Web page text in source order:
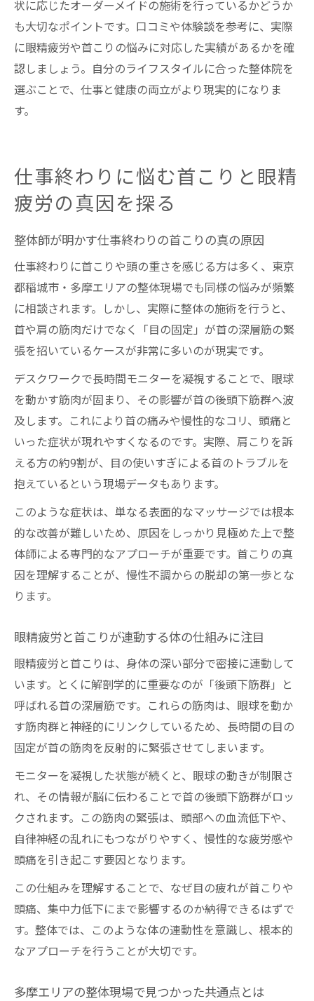
状に応じたオーダーメイドの施術を行っているかどうか
も大切なポイントです。口コミや体験談を参考に、実際
に眼精疲労や首こりの悩みに対応した実績があるかを確
認しましょう。自分のライフスタイルに合った整体院を
選ぶことで、仕事と健康の両立がより現実的になりま
す。
仕事終わりに悩む首こりと眼精
疲労の真因を探る
整体師が明かす仕事終わりの首こりの真の原因
仕事終わりに首こりや頭の重さを感じる方は多く、東京
都稲城市・多摩エリアの整体現場でも同様の悩みが頻繁
に相談されます。しかし、実際に整体の施術を行うと、
首や肩の筋肉だけでなく「目の固定」が首の深層筋の緊
張を招いているケースが非常に多いのが現実です。
デスクワークで長時間モニターを凝視することで、眼球
を動かす筋肉が固まり、その影響が首の後頭下筋群へ波
及します。これにより首の痛みや慢性的なコリ、頭痛と
いった症状が現れやすくなるのです。実際、肩こりを訴
える方の約9割が、目の使いすぎによる首のトラブルを
抱えているという現場データもあります。
このような症状は、単なる表面的なマッサージでは根本
的な改善が難しいため、原因をしっかり見極めた上で整
体師による専門的なアプローチが重要です。首こりの真
因を理解することが、慢性不調からの脱却の第一歩とな
ります。
眼精疲労と首こりが連動する体の仕組みに注目
眼精疲労と首こりは、身体の深い部分で密接に連動して
います。とくに解剖学的に重要なのが「後頭下筋群」と
呼ばれる首の深層筋です。これらの筋肉は、眼球を動か
す筋肉群と神経的にリンクしているため、長時間の目の
固定が首の筋肉を反射的に緊張させてしまいます。
モニターを凝視した状態が続くと、眼球の動きが制限さ
れ、その情報が脳に伝わることで首の後頭下筋群がロッ
クされます。この筋肉の緊張は、頭部への血流低下や、
自律神経の乱れにもつながりやすく、慢性的な疲労感や
頭痛を引き起こす要因となります。
この仕組みを理解することで、なぜ目の疲れが首こりや
頭痛、集中力低下にまで影響するのか納得できるはずで
す。整体では、このような体の連動性を意識し、根本的
なアプローチを行うことが大切です。
多摩エリアの整体現場で見つかった共通点とは